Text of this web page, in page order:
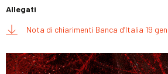
Allegati
Nota di chiarimenti Banca d’Italia 19